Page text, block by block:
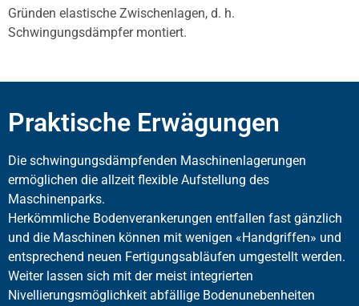
Gründen elastische Zwischenlagen, d. h.
Schwingungsdämpfer montiert.
Praktische Erwägungen
Die schwingungsdämpfenden Maschinenlagerungen
ermöglichen die allzeit flexible Aufstellung des
Maschinenparks.
Herkömmliche Bodenverankerungen entfallen fast gänzlich
und die Maschinen können mit wenigen «Handgriffen» und
entsprechend neuen Fertigungsabläufen umgestellt werden.
Weiter lassen sich mit der meist integrierten
Nivellierungsmöglichkeit abfällige Bodenunebenheiten